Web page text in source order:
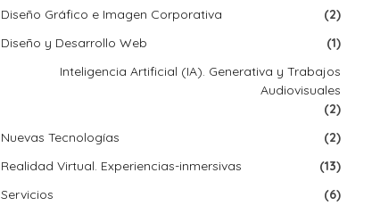
Diseño Gráfico e Imagen Corporativa
(2)
Diseño y Desarrollo Web
(1)
Inteligencia Artificial (IA). Generativa y Trabajos
Audiovisuales
(2)
Nuevas Tecnologías
(2)
Realidad Virtual. Experiencias-inmersivas
(13)
Servicios
(6)